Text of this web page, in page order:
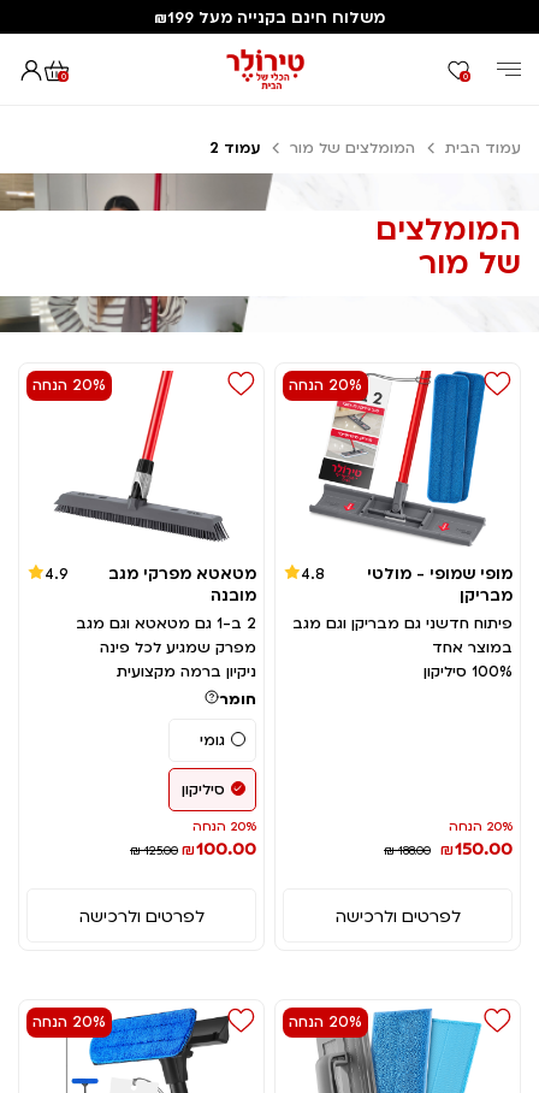
משלוח חינם בקנייה מעל ₪199
0 0
עמוד הבית המומלצים של מור עמוד 2
המומלצים
של מור
20% הנחה
מופי שמופי - מולטי
מבריקן
4.8
פיתוח חדשני גם מבריקן וגם מגב
במוצר אחד
100% סיליקון
20% הנחה
₪150.00
₪ 188.00
לפרטים ולרכישה
20% הנחה
מטאטא מפרקי מגב
מובנה
4.9
2 ב-1 גם מטאטא וגם מגב
מפרק שמגיע לכל פינה
ניקיון ברמה מקצועית
חומר
גומי
סיליקון
20% הנחה
₪100.00
₪ 125.00
לפרטים ולרכישה
20% הנחה 20% הנחה